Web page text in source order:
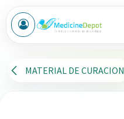
Ir al contenido
MATERIAL DE CURACION